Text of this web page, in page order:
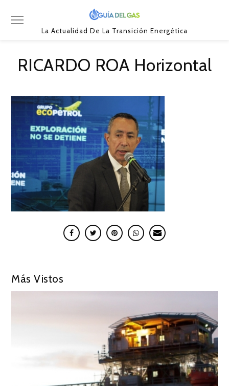
La Actualidad De La Transición Energética
RICARDO ROA Horizontal
Más Vistos